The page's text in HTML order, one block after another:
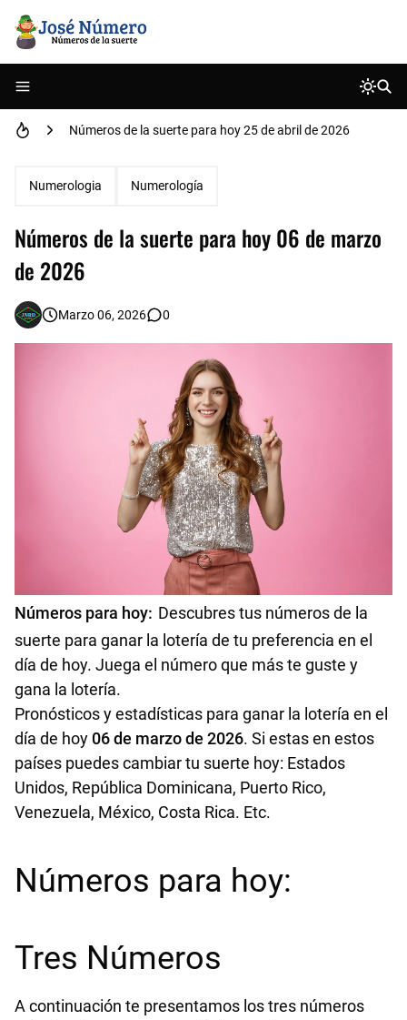
Números de la suerte para hoy 25 de abril de 2026
Números de la suerte para hoy 18 de abril de 2026
Números de la suerte para hoy 09 de mayo de 2026
Números de la suerte para hoy 25 de julio de 2026
Números de la suerte para hoy 16 de mayo de 2026
Numerologia Numerología
Números de la suerte para hoy 06 de marzo
de 2026
Marzo 06, 2026 0
Números para hoy: Descubres tus números de la
suerte para ganar la lotería de tu preferencia en el
día de hoy. Juega el número que más te guste y
gana la lotería.
Pronósticos y estadísticas para ganar la lotería en el
día de hoy 06 de marzode 2026. Si estas en estos
países puedes cambiar tu suerte hoy: Estados
Unidos, República Dominicana, Puerto Rico,
Venezuela, México, Costa Rica. Etc.
Números para hoy:
Tres Números
A continuación te presentamos los tres números